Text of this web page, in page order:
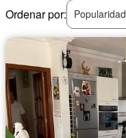
Ordenar por:
Popularidad